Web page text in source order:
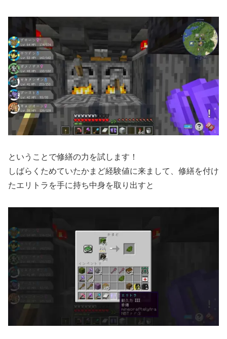
ということで修繕の力を試します！
しばらくためていたかまど経験値に来まして、修繕を付け
たエリトラを手に持ち中身を取り出すと